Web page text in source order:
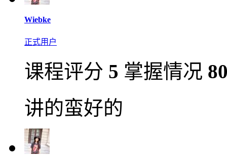
Wiebke
正式用户
课程评分 5 掌握情况
讲的蛮好的